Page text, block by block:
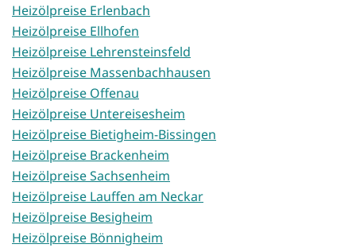
Heizölpreise Erlenbach
Heizölpreise Ellhofen
Heizölpreise Lehrensteinsfeld
Heizölpreise Massenbachhausen
Heizölpreise Offenau
Heizölpreise Untereisesheim
Heizölpreise Bietigheim-Bissingen
Heizölpreise Brackenheim
Heizölpreise Sachsenheim
Heizölpreise Lauffen am Neckar
Heizölpreise Besigheim
Heizölpreise Bönnigheim